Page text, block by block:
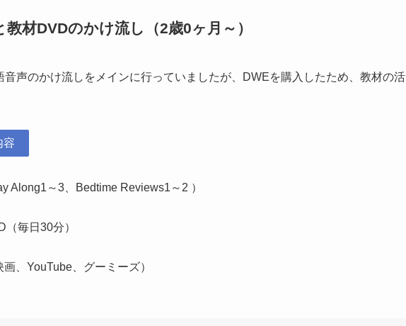
材DVDのかけ流し（2歳0ヶ月～）
声のかけ流しをメインに行っていましたが、DWEを購入したため、教材の活
容
Along1～3、Bedtime Reviews1～2 ）
毎日30分）
、YouTube、グーミーズ）